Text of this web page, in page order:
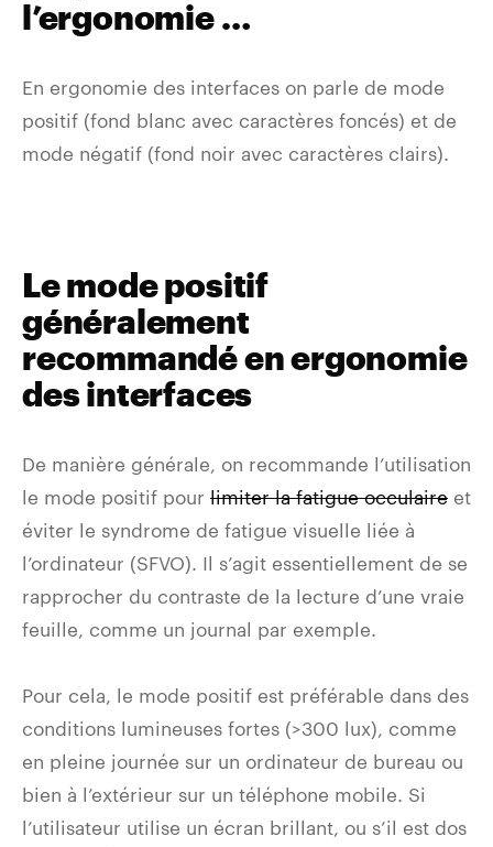
l’ergonomie …
En ergonomie des interfaces on parle de mode
positif (fond blanc avec caractères foncés) et de
mode négatif (fond noir avec caractères clairs).
Le mode positif
généralement
recommandé en ergonomie
des interfaces
De manière générale, on recommande l’utilisation
le mode positif pour limiter la fatigue occulaire et
éviter le syndrome de fatigue visuelle liée à
l’ordinateur (SFVO). Il s’agit essentiellement de se
rapprocher du contraste de la lecture d’une vraie
feuille, comme un journal par exemple.
Pour cela, le mode positif est préférable dans des
conditions lumineuses fortes (>300 lux), comme
en pleine journée sur un ordinateur de bureau ou
bien à l’extérieur sur un téléphone mobile. Si
l’utilisateur utilise un écran brillant, ou s’il est dos